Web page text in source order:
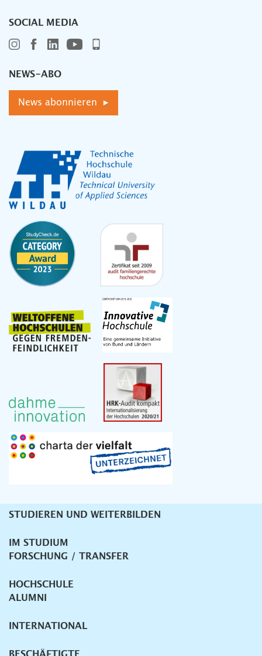
SOCIAL MEDIA
NEWS-ABO
News abonnieren ▸
Unternavigation
STUDIEREN UND WEITERBILDEN
IM STUDIUM
FORSCHUNG / TRANSFER
HOCHSCHULE
ALUMNI
INTERNATIONAL